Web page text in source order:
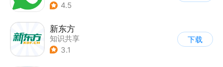
4.5
新东方
知识共享
3.1
下载